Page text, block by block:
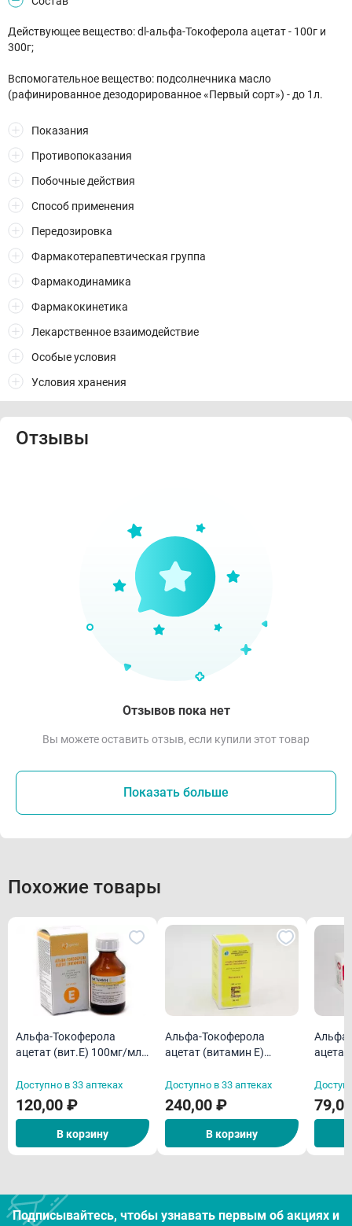
Действующее вещество: dl-альфа-Токоферола ацетат - 100г и
300г;
Вспомогательное вещество: подсолнечника масло
(рафинированное дезодорированное «Первый сорт») - до 1л.
Показания
Противопоказания
Побочные действия
Способ применения
Передозировка
Фармакотерапевтическая группа
Фармакодинамика
Фармакокинетика
Лекарственное взаимодействие
Особые условия
Условия хранения
Отзывы
Отзывов пока нет
Вы можете оставить отзыв, если купили этот товар
Показать больше
Похожие товары
Альфа-Токоферола
ацетат (вит.Е) 100мг/мл
внутрь масляный 20мл
Доступно в 33 аптеках
120,00 ₽
В корзину
Альфа-Токоферола
ацетат (витамин Е)
приёма внутрь масляный
50мл
Доступно в 33 аптеках
240,00 ₽
В корзину
Подписывайтесь, чтобы узнавать первым об акцияx и